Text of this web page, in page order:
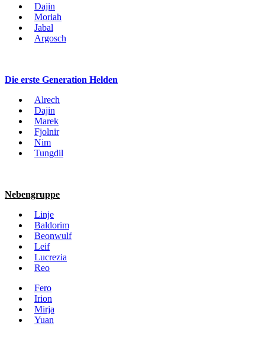
Dajin
Moriah
Jabal
Argosch
Die erste Generation Helden
Alrech
Dajin
Marek
Fjolnir
Nim
Tungdil
Nebengruppe
Linje
Baldorim
Beonwulf
Leif
Lucrezia
Reo
Fero
Irion
Mirja
Yuan